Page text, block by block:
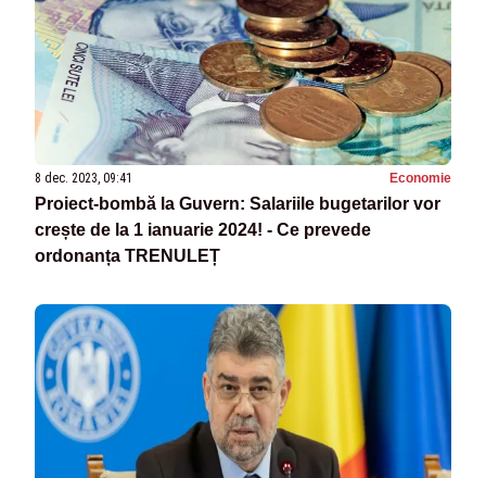
8 dec. 2023, 09:41 Economie
Proiect-bombă la Guvern: Salariile bugetarilor vor
crește de la 1 ianuarie 2024! - Ce prevede
ordonanța TRENULEȚ